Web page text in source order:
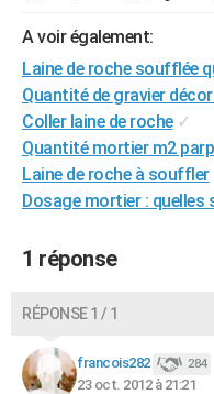
Art de vivre
Bien-être
Loisirs
Mode
Modes de vie
SANTE
Alimentation
Guide de la santé
Maladies
Médicaments
Sommeil
Destinations
City break
Voyage nature
Voyage de noces
Forum
Climat
+PHOTO
GUIDES D'ACHAT
Dictionnaire
Biographies
Citations
Expressions
Proverbes
PROGRAMME TV
A voir également:
Laine de roche soufflée
Quantité de gravier
Coller laine de roche ✓
Quantité mortier m2
Laine de roche à souffler
Dosage mortier :
1 réponse
RÉPONSE 1 / 1
francois282 284
23 oct. 2012 à 21:21